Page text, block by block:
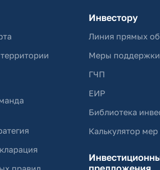
Инвестору
Линия прямых
Меры поддержки
ГЧП
ЕИР
Библиотека
Калькулятор